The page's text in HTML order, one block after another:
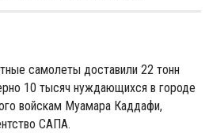
самолеты доставили 22 тонн
10 тысяч нуждающихся в городе
войскам Муамара Каддафи,
САПА.